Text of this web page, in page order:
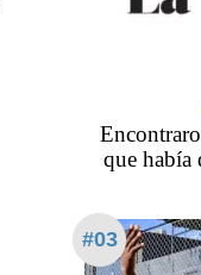
que había
#03